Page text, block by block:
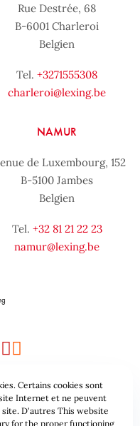
Rue Destrée, 68
B-6001 Charleroi
Belgien
Tel. +3271555308
charleroi@lexing.be
NAMUR
de Luxembourg, 152
B-5100 Jambes
Belgien
Tel. +32 81 21 22 23
namur@lexing.be
geschäftsbedingungen
Certains cookies sont
Internet et ne peuvent
D'autres This website
for the proper functioning